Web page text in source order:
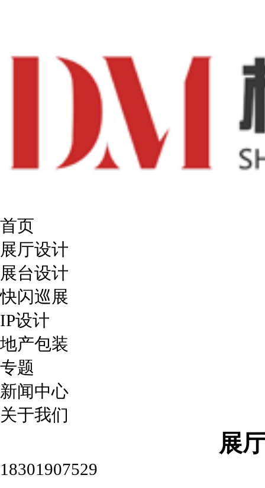
首页
展厅设计
展台设计
快闪巡展
IP设计
地产包装
专题
新闻中心
关于我们
展
18301907529